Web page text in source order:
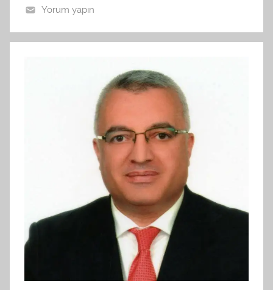
Yorum yapın